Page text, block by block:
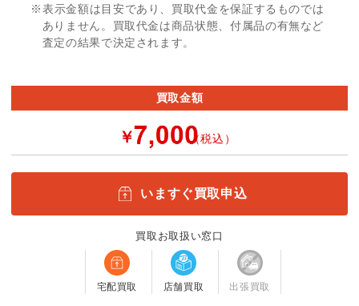
※表示金額は目安であり、買取代金を保証するものでは
ありません。買取代金は商品状態、付属品の有無など
査定の結果で決定されます。
買取金額
￥ （税込）
いますぐ買取申込
買取お取扱い窓口
宅配買取 店舗買取 出張買取